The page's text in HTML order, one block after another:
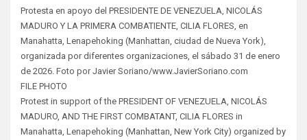
Protesta en apoyo del PRESIDENTE DE VENEZUELA, NICOLÁS
MADURO Y LA PRIMERA COMBATIENTE, CILIA FLORES, en
Manahatta, Lenapehoking (Manhattan, ciudad de Nueva York),
organizada por diferentes organizaciones, el sábado 31 de enero
de 2026. Foto por Javier Soriano/www.JavierSoriano.com
FILE PHOTO
Protest in support of the PRESIDENT OF VENEZUELA, NICOLÁS
MADURO, AND THE FIRST COMBATANT, CILIA FLORES in
Manahatta, Lenapehoking (Manhattan, New York City) organized by